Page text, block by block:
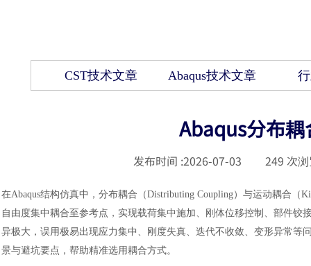
CST技术文章 Abaqus技术文章
Abaqus分布
发布时间 :2026-07-03 249 次
在Abaqus结构仿真中，分布耦合（Distributing Coupling）与运动耦合
自由度集中耦合至参考点，实现载荷集中施加、刚体位移控制、部件
异极大，误用极易出现应力集中、刚度失真、迭代不收敛、变形异常
景与避坑要点，帮助精准选用耦合方式。